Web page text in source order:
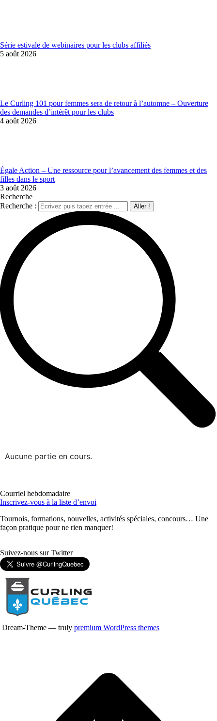
Série estivale de webinaires pour les clubs affiliés
5 août 2026
Le Curling 101 pour femmes sera de retour à l’automne – Ouverture
des demandes d’intérêt pour les clubs
4 août 2026
Égale Action – Une ressource pour l’avancement des femmes et des
filles dans le sport
3 août 2026
Recherche
Recherche :
Aucune partie en cours.
Courriel hebdomadaire
Inscrivez-vous à la liste d’envoi
Tournois, formations, nouvelles, activités spéciales, concours… Une
façon pratique pour ne rien manquer!
Suivez-nous sur Twitter
Dream-Theme — truly premium WordPress themes